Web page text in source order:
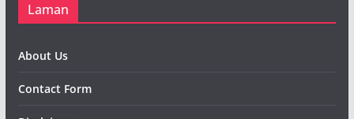
Laman
About Us
Contact Form